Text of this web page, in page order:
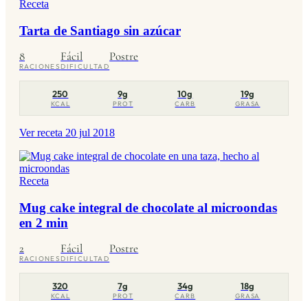
Receta
Tarta de Santiago sin azúcar
8
RACIONES
Fácil
DIFICULTAD
Postre
250
KCAL
9g
PROT
10g
CARB
19g
GRASA
Ver receta 20 jul 2018
Receta
Mug cake integral de chocolate al microondas
en 2 min
2
RACIONES
Fácil
DIFICULTAD
Postre
320
KCAL
7g
PROT
34g
CARB
18g
GRASA